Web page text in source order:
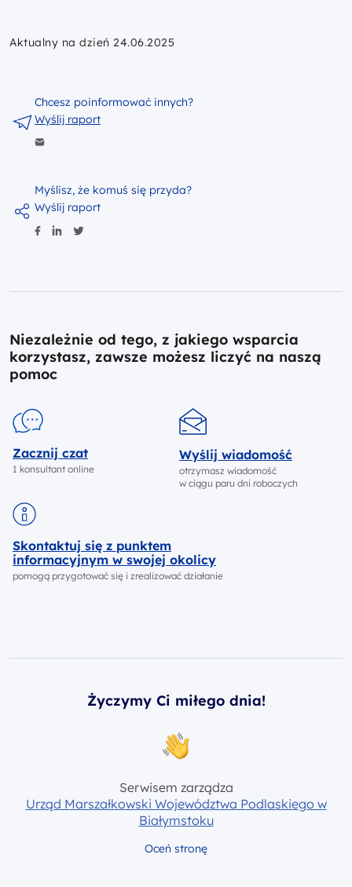
Aktualny na dzień 24.06.2025
Myślisz, że komuś się przyda?
Wyślij raport
Chcesz poinformować innych?
Wyślij raport
Niezależnie od tego, z jakiego wsparcia
korzystasz, zawsze możesz liczyć na naszą
pomoc
Wyślij wiadomość
otrzymasz wiadomość
w ciągu paru dni roboczych
Zacznij czat
1 konsultant online
Skontaktuj się z punktem
informacyjnym w swojej okolicy
pomogą przygotować się i zrealizować działanie
Życzymy Ci miłego dnia!
Serwisem zarządza
Urząd Marszałkowski Województwa Podlaskiego w
Białymstoku
Oceń stronę